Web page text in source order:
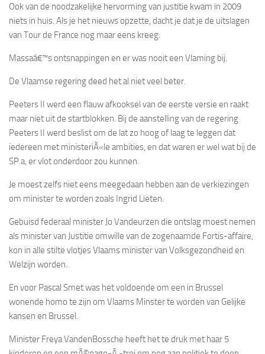
Ook van de noodzakelijke hervorming van justitie kwam in 2009
niets in huis. Als je het nieuws opzette, dacht je dat je de uitslagen
van Tour de France nog maar eens kreeg:
Massaâ€™s ontsnappingen en er was nooit een Vlaming bij.
De Vlaamse regering deed het al niet veel beter.
Peeters II werd een flauw afkooksel van de eerste versie en raakt
maar niet uit de startblokken. Bij de aanstelling van de regering
Peeters II werd beslist om de lat zo hoog of laag te leggen dat
iedereen met ministeriÃ«le ambities, en dat waren er wel wat bij de
SP.a, er vlot onderdoor zou kunnen.
Je moest zelfs niet eens meegedaan hebben aan de verkiezingen
om minister te worden zoals Ingrid Lieten.
Gebuisd federaal minister Jo Vandeurzen die ontslag moest nemen
als minister van Justitie omwille van de zogenaamde Fortis-affaire,
kon in alle stilte vlotjes Vlaams minister van Volksgezondheid en
Welzijn worden.
En voor Pascal Smet was het voldoende om een in Brussel
wonende homo te zijn om Vlaams Minster te worden van Gelijke
kansen en Brussel.
Minister Freya VandenBossche heeft het te druk met haar 5